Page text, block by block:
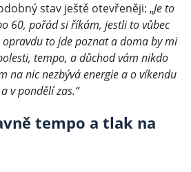
stav ještě otevřeněji: „Je to
60, pořád si říkám, jestli to vůbec
to jde poznat a doma by mi
tempo, a důchod vám nikdo
na nic nezbývá energie a o víkendu
v pondělí zas.“
tempo a tlak na